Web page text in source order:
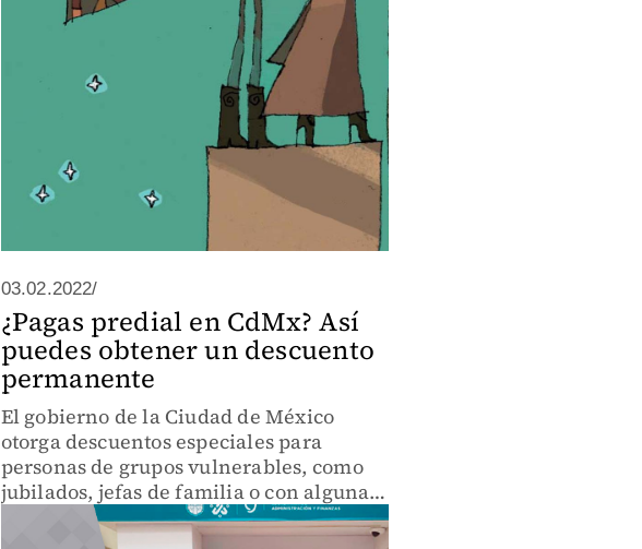
03.02.2022/
¿Pagas predial en CdMx? Así
puedes obtener un descuento
permanente
El gobierno de la Ciudad de México
otorga descuentos especiales para
personas de grupos vulnerables, como
jubilados, jefas de familia o con alguna
discapacidad.